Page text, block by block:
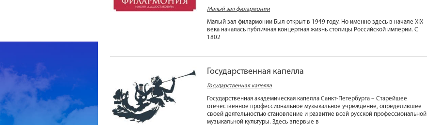
Малый зал филармонии
Малый зал филармонии Был открыт в 1949 году. Но именно здесь в начале XIX
века началась публичная концертная жизнь столицы Российской империи. С
1802
Государственная капелла
Государственная капелла
Государственная академическая капелла Санкт-Петербурга – Старейшее
отечественное профессиональное музыкальное учреждение, определившее
своей деятельностью становление и развитие всей русской профессиональной
музыкальной культуры. Здесь впервые в